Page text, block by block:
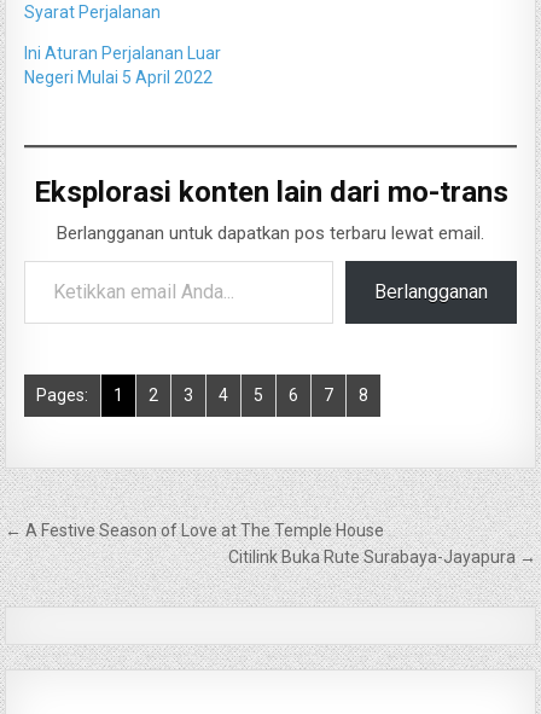
Syarat Perjalanan
Ini Aturan Perjalanan Luar
Negeri Mulai 5 April 2022
Eksplorasi konten lain dari mo-trans
Berlangganan untuk dapatkan pos terbaru lewat email.
Ketikkan email Anda...
Berlangganan
Pages: 1 2 3 4 5 6 7 8
Navigasi
pos
← A Festive Season of Love at The Temple House
Citilink Buka Rute Surabaya-Jayapura →